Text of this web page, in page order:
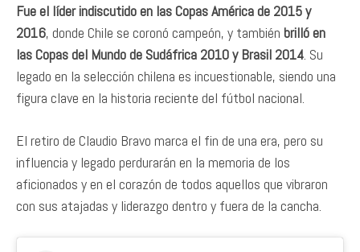
Fue el líder indiscutido en las Copas América de 2015 y
2016, donde Chile se coronó campeón, y también brilló en
las Copas del Mundo de Sudáfrica 2010 y Brasil 2014. Su
legado en la selección chilena es incuestionable, siendo una
figura clave en la historia reciente del fútbol nacional.
El retiro de Claudio Bravo marca el fin de una era, pero su
influencia y legado perdurarán en la memoria de los
aficionados y en el corazón de todos aquellos que vibraron
con sus atajadas y liderazgo dentro y fuera de la cancha.